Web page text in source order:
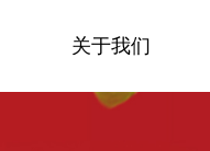
关于我们